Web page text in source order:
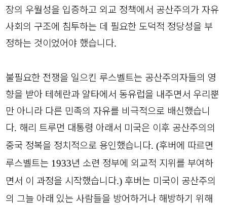
장의 우월성을 입증하고 외교 정책에서 공산주의가 자유
사회의 구조에 침투하는 데 필요한 도덕적 정당성을 부
정하는 것이었어야 했습니다.
불필요한 전쟁을 일으킨 루스벨트는 공산주의자들의 영
향을 받아 테헤란과 얄타에서 동유럽을 내주면서 우리뿐
만 아니라 다른 민족의 자유를 비극적으로 배신했습니
다. 해리 트루먼 대통령 아래서 미국은 이후 공산주의의
중국 정복을 정치적으로 용인했습니다. (후버에 따르면
루스벨트는 1933년 소련 정부에 외교적 지위를 부여하
면서 이 과정을 시작했습니다.) 후버는 미국이 공산주의
의 그늘 아래 있는 사람들을 방어하거나 해방하기 위해